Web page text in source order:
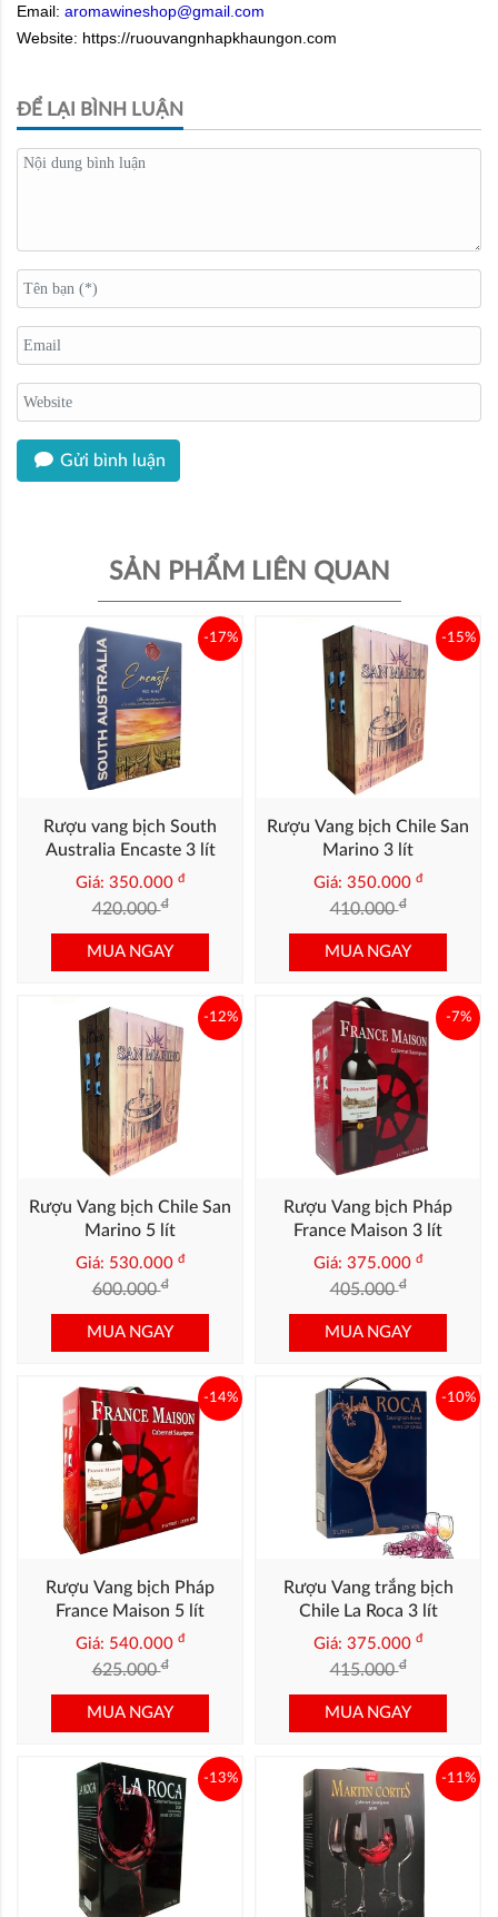
Email: aromawineshop@gmail.com
Website: https://ruouvangnhapkhaungon.com
ĐỂ LẠI BÌNH LUẬN
Gửi bình luận
SẢN PHẨM LIÊN QUAN
Rượu vang bịch South
Australia Encaste 3 lít
Giá: 350.000 đ
420.000đ
-17%
MUA NGAY
Rượu Vang bịch Chile San
Marino 3 lít
Giá: 350.000 đ
410.000đ
-15%
MUA NGAY
Rượu Vang bịch Chile San
Marino 5 lít
Giá: 530.000 đ
600.000đ
-12%
MUA NGAY
Rượu Vang bịch Pháp
France Maison 3 lít
Giá: 375.000 đ
405.000đ
-7%
MUA NGAY
Rượu Vang bịch Pháp
France Maison 5 lít
Giá: 540.000 đ
625.000đ
-14%
MUA NGAY
Rượu Vang trắng bịch
Chile La Roca 3 lít
Giá: 375.000 đ
415.000đ
-10%
MUA NGAY
-13% -11%